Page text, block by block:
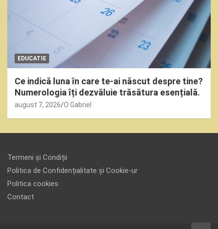
EDUCATIE
Ce indică luna în care te-ai născut despre tine?
Numerologia îți dezvăluie trăsătura esențială.
august 7, 2026 O Gabriel
Termeni și Condiții
Politica de Confidențialitate și Cookie-ur
Politica cookies
Contact